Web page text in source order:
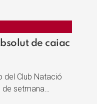
de caiac
del Club Natació
de setmana…